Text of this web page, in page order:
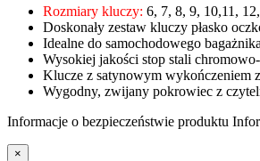
Rozmiary kluczy: 6, 7, 8, 9, 10,11,
Doskonały zestaw kluczy płasko
Idealne do samochodowego
Wysokiej jakości stop stali
Klucze z satynowym wykończeniem
Wygodny, zwijany pokrowiec z
Informacje o bezpieczeństwie produktu
×